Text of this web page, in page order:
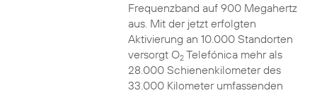
Frequenzband auf 900 Megahertz
aus. Mit der jetzt erfolgten
Aktivierung an 10.000 Standorten
versorgt O2Telefónica mehr als
28.000 Schienenkilometer des
33.000 Kilometer umfassenden